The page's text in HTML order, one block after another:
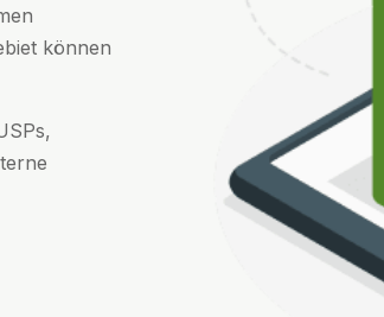
können